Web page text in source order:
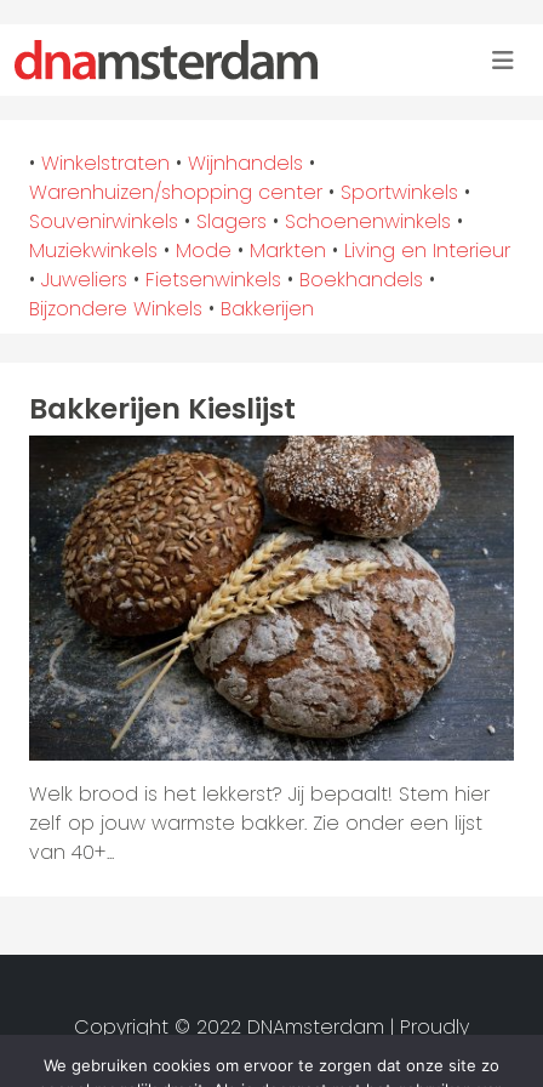
• Winkelstraten • Wijnhandels •
Warenhuizen/shopping center • Sportwinkels •
Souvenirwinkels • Slagers • Schoenenwinkels •
Muziekwinkels • Mode • Markten • Living en Interieur
• Juweliers • Fietsenwinkels • Boekhandels •
Bijzondere Winkels • Bakkerijen
Bakkerijen Kieslijst
Welk brood is het lekkerst? Jij bepaalt! Stem hier
zelf op jouw warmste bakker. Zie onder een lijst
van 40+...
We gebruiken cookies om ervoor te zorgen dat onze site zo
Copyright © 2022 DNAmsterdam | Proudly
created byStudio van Zwet |